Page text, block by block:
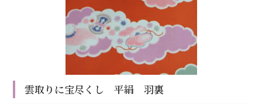
雲取りに宝尽くし 平絹 羽裏